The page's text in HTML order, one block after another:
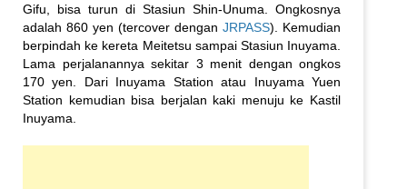
Gifu, bisa turun di Stasiun Shin-Unuma. Ongkosnya
adalah 860 yen (tercover dengan JRPASS). Kemudian
berpindah ke kereta Meitetsu sampai Stasiun Inuyama.
Lama perjalanannya sekitar 3 menit dengan ongkos
170 yen. Dari Inuyama Station atau Inuyama Yuen
Station kemudian bisa berjalan kaki menuju ke Kastil
Inuyama.